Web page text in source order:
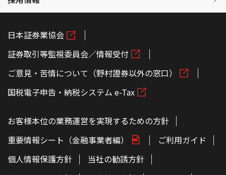
日本証券業協会
証券取引等監視委員会／情報受付
ご意見・苦情について（野村證券以外の窓口）
国税電子申告・納税システム e-Tax
お客様本位の業務運営を実現するための方針
重要情報シート（金融事業者編）
ご利用ガイド
個人情報保護方針
当社の勧誘方針